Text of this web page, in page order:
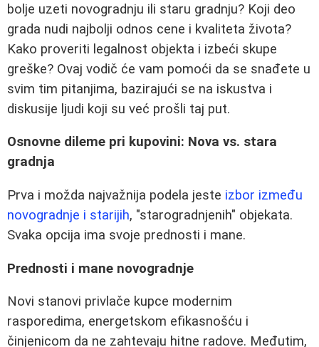
bolje uzeti novogradnju ili staru gradnju? Koji deo
grada nudi najbolji odnos cene i kvaliteta života?
Kako proveriti legalnost objekta i izbeći skupe
greške? Ovaj vodič će vam pomoći da se snađete u
svim tim pitanjima, bazirajući se na iskustva i
diskusije ljudi koji su već prošli taj put.
Osnovne dileme pri kupovini: Nova vs. stara
gradnja
Prva i možda najvažnija podela jeste izbor između
novogradnje i starijih, "starogradnjenih" objekata.
Svaka opcija ima svoje prednosti i mane.
Prednosti i mane novogradnje
Novi stanovi privlače kupce modernim
rasporedima, energetskom efikasnošću i
činjenicom da ne zahtevaju hitne radove. Međutim,